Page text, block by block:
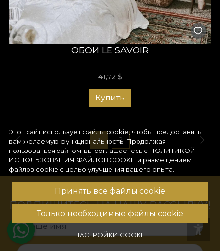
ОБОИ LE SAVOIR
41,72 $
Купить
1 2
Этот сайт использует файлы cookie, чтобы предоставить
вам желаемую функциональность. Продолжая
пользоваться сайтом, вы соглашаетесь с ПОЛИТИКОЙ
ИСПОЛЬЗОВАНИЯ ФАЙЛОВ COOKIE и размещением
файлов cookie с целью улучшения вашего опыта.
Принять все файлы cookie
Только необходимые файлы cookie
НАСТРОЙКИ COOKIE
ПОДПИШИТЕСЬ НА НАШУ РАССЫЛКУ!
Ваше имя